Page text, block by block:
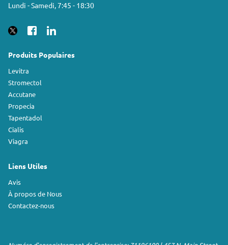
Lundi - Samedi, 7:45 - 18:30
Produits Populaires
Levitra
Stromectol
Accutane
Propecia
Tapentadol
Cialis
Viagra
Liens Utiles
Avis
À propos de Nous
Contactez-nous